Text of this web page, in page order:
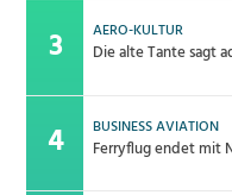
AERO-KULTUR
Die alte Tante sagt
BUSINESS AVIATION
Ferryflug endet mit